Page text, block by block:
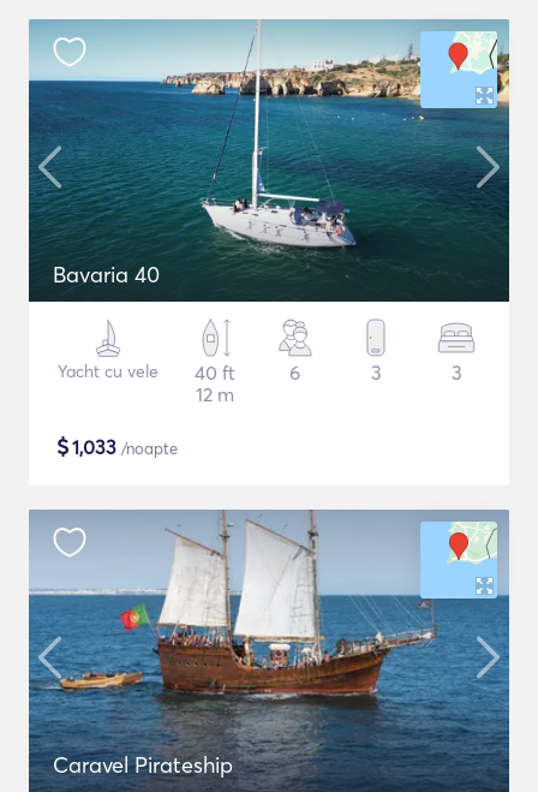
Bavaria 40
Yacht cu vele
40 ft
12 m
6 3 3
$1,033 /noapte
Caravel Pirateship